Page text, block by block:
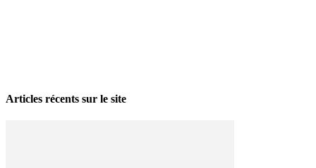
Articles récents sur le site